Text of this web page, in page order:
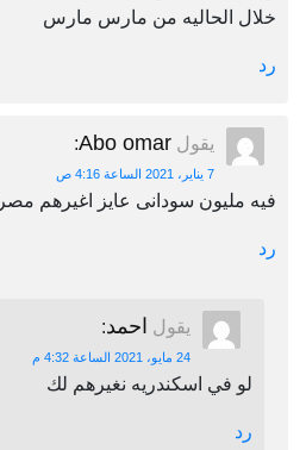
خلال الحاليه من مارس مارس
رد
يقول Abo omar
:
7 يناير، 2021 الساعة 4:16 ص
فيه مليون سودانى عايز اغيرهم مصرى. واتس
رد
يقول احمد:
24 مايو، 2021 الساعة 4:32 م
لو في اسكندريه نغيرهم لك
رد